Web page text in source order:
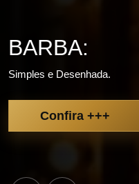
BARBA:
Simples e Desenhada.
Confira +++